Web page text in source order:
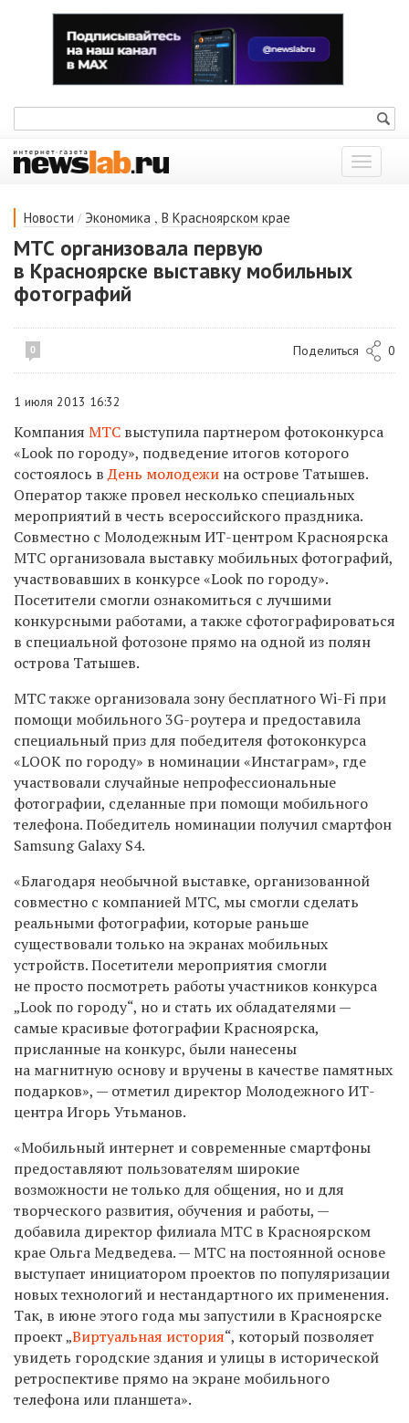
Показать
меню
Новости / Экономика , В Красноярском крае
МТС организовала первую
в Красноярске выставку мобильных
фотографий
0 Поделиться 0
1 июля 2013 16:32
Компания МТС выступила партнером фотоконкурса
«Look по городу», подведение итогов которого
состоялось вДень молодежи на острове Татышев.
Оператор также провел несколько специальных
мероприятий в честь всероссийского праздника.
Совместно с Молодежным ИТ-центром Красноярска
МТС организовала выставку мобильных фотографий,
участвовавших в конкурсе «Look по городу».
Посетители смогли ознакомиться с лучшими
конкурсными работами, а также сфотографироваться
в специальной фотозоне прямо на одной из полян
острова Татышев.
МТС также организовала зону бесплатного Wi-Fi при
помощи мобильного 3G-роутера и предоставила
специальный приз для победителя фотоконкурса
«LOOK по городу» в номинации «Инстаграм», где
участвовали случайные непрофессиональные
фотографии, сделанные при помощи мобильного
телефона. Победитель номинации получил смартфон
Samsung Galaxy S4.
«Благодаря необычной выставке, организованной
совместно с компанией МТС, мы смогли сделать
реальными фотографии, которые раньше
существовали только на экранах мобильных
устройств. Посетители мероприятия смогли
не просто посмотреть работы участников конкурса
„Look по городу“, но и стать их обладателями —
самые красивые фотографии Красноярска,
присланные на конкурс, были нанесены
на магнитную основу и вручены в качестве памятных
подарков», — отметил директор Молодежного ИТ-
центра Игорь Утьманов.
«Мобильный интернет и современные смартфоны
предоставляют пользователям широкие
возможности не только для общения, но и для
творческого развития, обучения и работы, —
добавила директор филиала МТС в Красноярском
крае Ольга Медведева. — МТС на постоянной основе
выступает инициатором проектов по популяризации
новых технологий и нестандартного их применения.
Так, в июне этого года мы запустили в Красноярске
проект „Виртуальная история“, который позволяет
увидеть городские здания и улицы в исторической
ретроспективе прямо на экране мобильного
телефона или планшета».